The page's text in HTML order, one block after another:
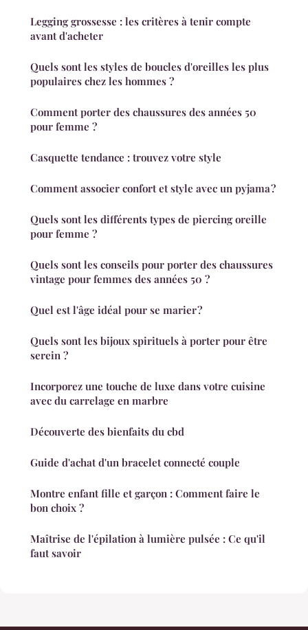
Legging grossesse : les critères à tenir compte
avant d'acheter
Quels sont les styles de boucles d'oreilles les plus
populaires chez les hommes ?
Comment porter des chaussures des années 50
pour femme ?
Casquette tendance : trouvez votre style
Comment associer confort et style avec un pyjama ?
Quels sont les différents types de piercing oreille
pour femme ?
Quels sont les conseils pour porter des chaussures
vintage pour femmes des années 50 ?
Quel est l'âge idéal pour se marier ?
Quels sont les bijoux spirituels à porter pour être
serein ?
Incorporez une touche de luxe dans votre cuisine
avec du carrelage en marbre
Découverte des bienfaits du cbd
Guide d'achat d'un bracelet connecté couple
Montre enfant fille et garçon : Comment faire le
bon choix ?
Maîtrise de l'épilation à lumière pulsée : Ce qu'il
faut savoir